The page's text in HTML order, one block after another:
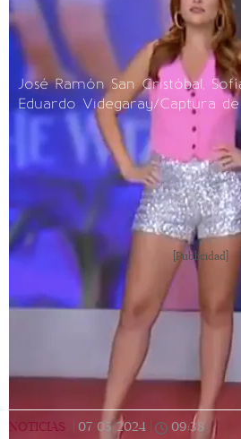
José Ramón San Cristóbal,
Eduardo Videgaray/Captura de
[Publicidad]
NOTICIAS 07/05/2024 09:38